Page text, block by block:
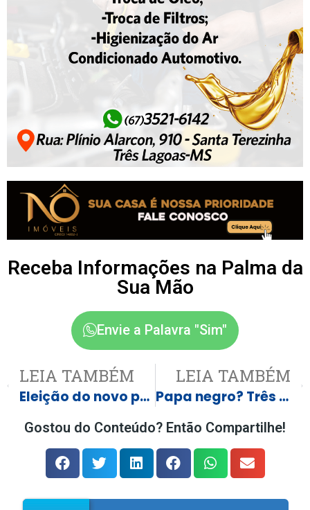
Receba Informações na Palma da
Sua Mão
Envie a Palavra "Sim"
LEIA TAMBÉM
Eleição do novo papa não avança e fumaça preta é vista no segundo dia de conclave
LEIA TAMBÉM
Papa negro? Três cardeais podem dar fim a espera dos africanos por eleger pontífice e fazer história na Igreja Católica
Gostou do Conteúdo? Então Compartilhe!